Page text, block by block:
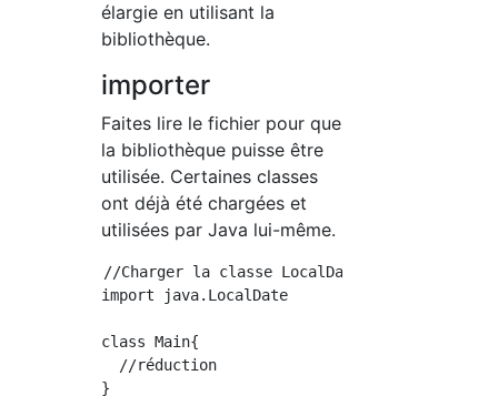
élargie en utilisant la
bibliothèque.
importer
Faites lire le fichier pour que
la bibliothèque puisse être
utilisée. Certaines classes
ont déjà été chargées et
utilisées par Java lui-même.
//Charger la classe LocalDate
import java.LocalDate
class Main{
  //réduction